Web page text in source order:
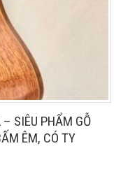
– SIÊU PHẨM GỖ
ÊM, CÓ TY